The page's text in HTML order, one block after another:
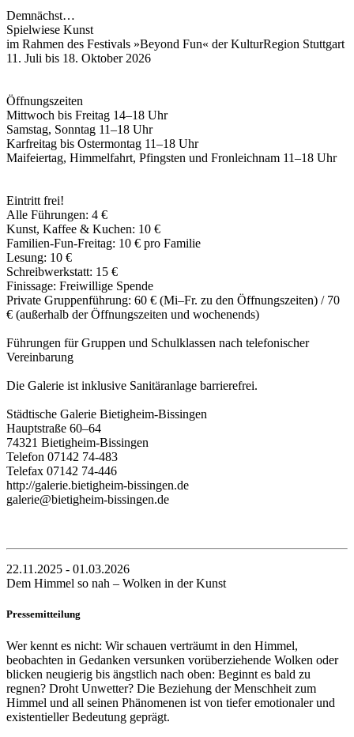
Demnächst…
Spielwiese Kunst
im Rahmen des Festivals »Beyond Fun« der KulturRegion Stuttgart
11. Juli bis 18. Oktober 2026
Öffnungszeiten
Mittwoch bis Freitag 14–18 Uhr
Samstag, Sonntag 11–18 Uhr
Karfreitag bis Ostermontag 11–18 Uhr
Maifeiertag, Himmelfahrt, Pfingsten und Fronleichnam 11–18 Uhr
Eintritt frei!
Alle Führungen: 4 €
Kunst, Kaffee & Kuchen: 10 €
Familien-Fun-Freitag: 10 € pro Familie
Lesung: 10 €
Schreibwerkstatt: 15 €
Finissage: Freiwillige Spende
Private Gruppenführung: 60 € (Mi–Fr. zu den Öffnungszeiten) / 70
€ (außerhalb der Öffnungszeiten und wochenends)
Führungen für Gruppen und Schulklassen nach telefonischer
Vereinbarung
Die Galerie ist inklusive Sanitäranlage barrierefrei.
Städtische Galerie Bietigheim-Bissingen
Hauptstraße 60–64
74321 Bietigheim-Bissingen
Telefon 07142 74-483
Telefax 07142 74-446
http://galerie.bietigheim-bissingen.de
galerie@bietigheim-bissingen.de
22.11.2025 - 01.03.2026
Dem Himmel so nah – Wolken in der Kunst
Pressemitteilung
Wer kennt es nicht: Wir schauen verträumt in den Himmel,
beobachten in Gedanken versunken vorüberziehende Wolken oder
blicken neugierig bis ängstlich nach oben: Beginnt es bald zu
regnen? Droht Unwetter? Die Beziehung der Menschheit zum
Himmel und all seinen Phänomenen ist von tiefer emotionaler und
existentieller Bedeutung geprägt.